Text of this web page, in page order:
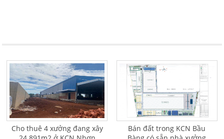
Cho thuê 4 xưởng đang xây
Bán đất trong KCN Bầu